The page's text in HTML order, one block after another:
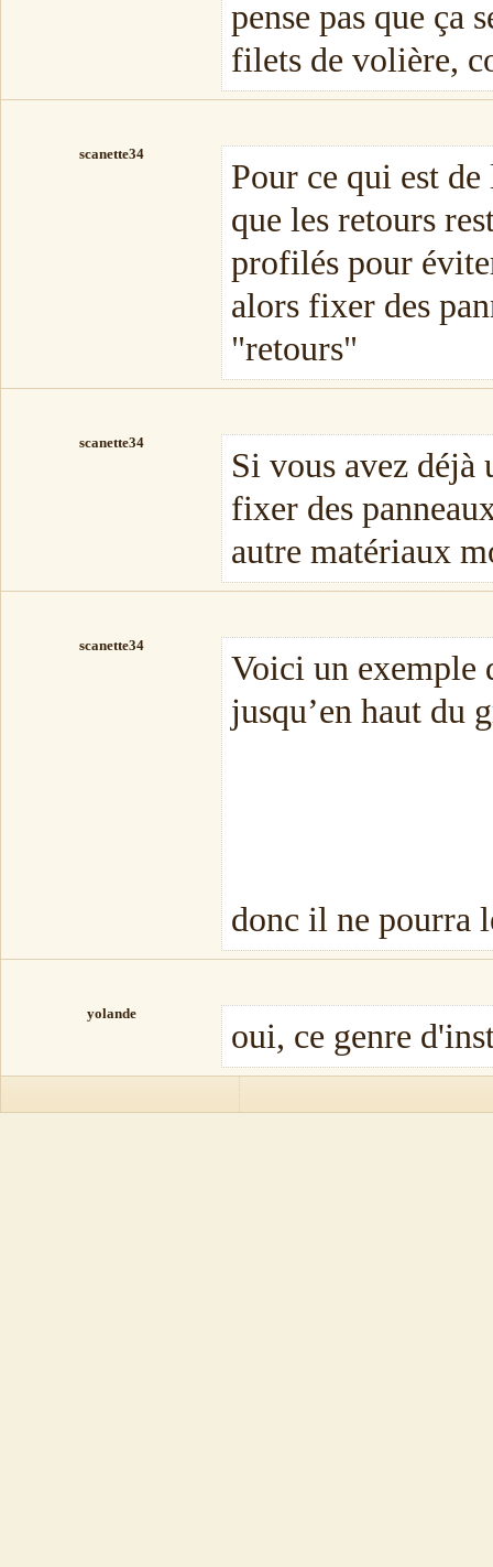
pense pas que ça
filets de volière,
scanette34
Pour ce qui est
que les retours
profilés pour
alors fixer des
"retours"
scanette34
Si vous avez
fixer des
autre matériaux
scanette34
Voici un exemple
jusqu’en haut du
donc il ne pourra
yolande
oui, ce genre